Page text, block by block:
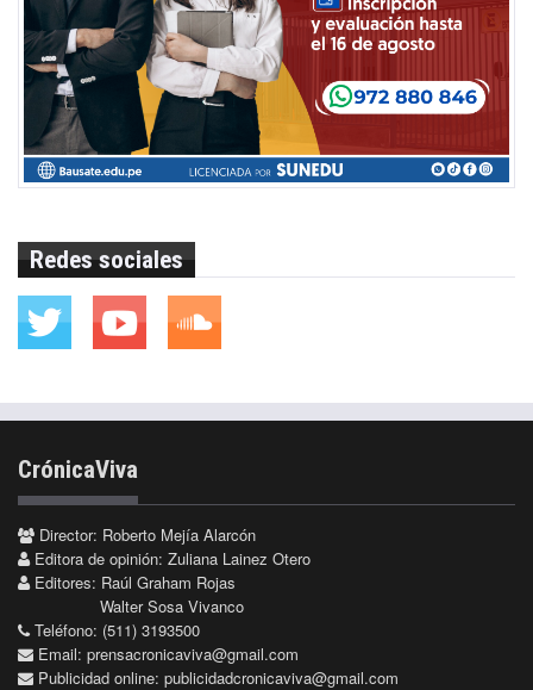
Redes sociales
CrónicaViva
Director: Roberto Mejía Alarcón
Editora de opinión: Zuliana Lainez Otero
Editores: Raúl Graham Rojas
Walter Sosa Vivanco
Teléfono: (511) 3193500
Email: prensacronicaviva@gmail.com
Publicidad online: publicidadcronicaviva@gmail.com